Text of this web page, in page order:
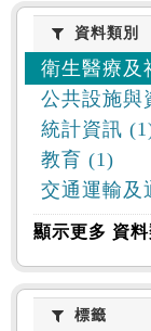
資料類別
資料類別
衛生醫療及
公共設施與
統計資訊
教育 (1)
交通運輸及
顯示更多 資料
標籤標籤